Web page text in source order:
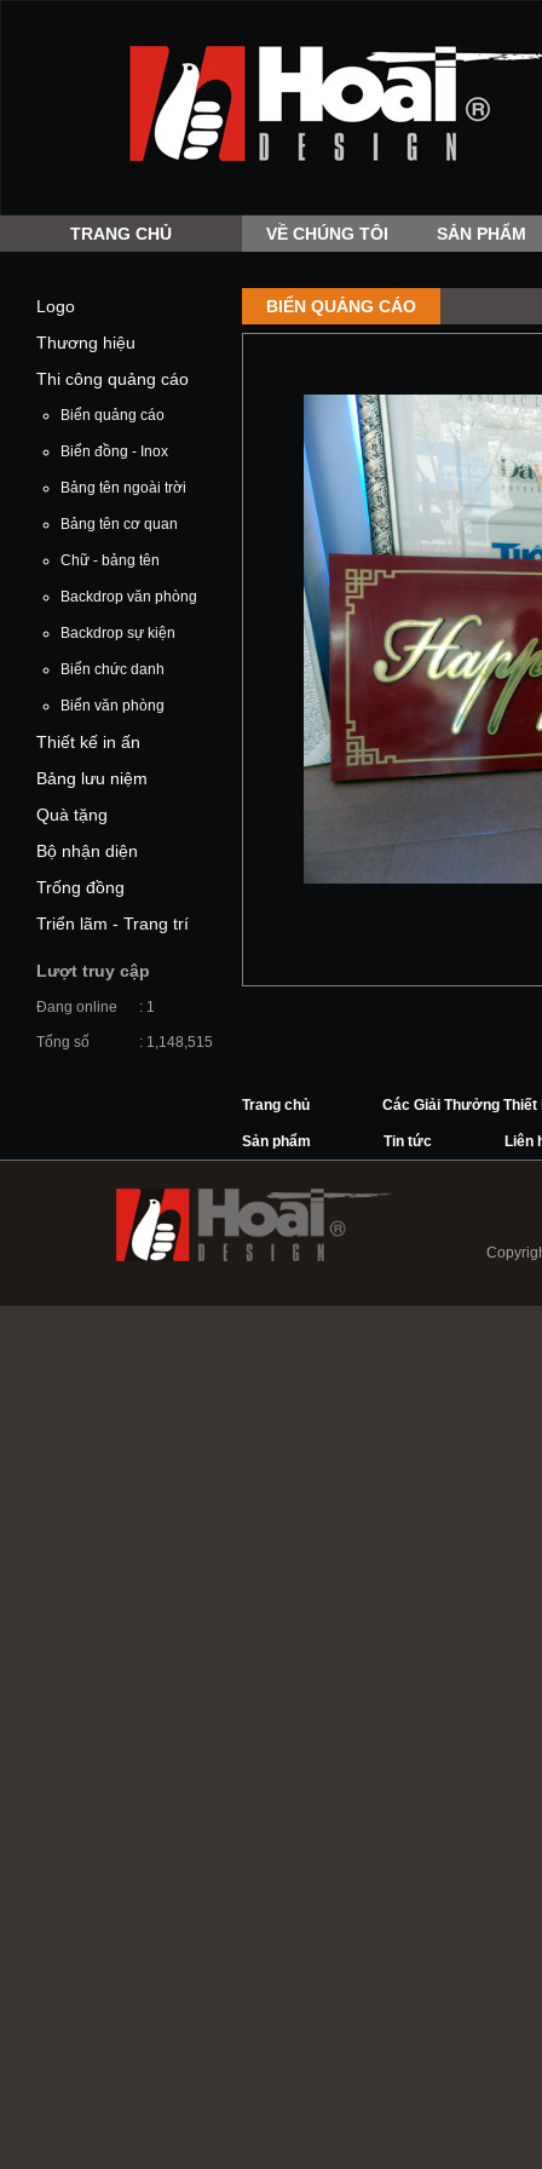
TRANG CHỦ VỀ CHÚNG TÔI SẢN PHẨM
Logo
Thương hiệu
Thi công quảng cáo
Biển quảng cáo
Biển đồng - Inox
Bảng tên ngoài trời
Bảng tên cơ quan
Chữ - bảng tên
Backdrop văn phòng
Backdrop sự kiện
Biển chức danh
Biển văn phòng
Thiết kế in ấn
Bảng lưu niệm
Quà tặng
Bộ nhận diện
Trống đồng
Triển lãm - Trang trí
Lượt truy cập
Đang online : 1
Tổng số : 1,148,515
BIỂN QUẢNG CÁO
Trang chủ Các Giải Thưởng Thiết
Sản phẩm Tin tức Liên